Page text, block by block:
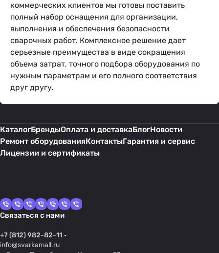
коммерческих клиентов мы готовы поставить
полный набор оснащения для организации,
выполнения и обеспечения безопасности
сварочных работ. Комплексное решение дает
серьезные преимущества в виде сокращения
объема затрат, точного подбора оборудования по
нужным параметрам и его полного соответствия
друг другу.
КаталогБрендыОплата и доставкаБлогНовости
Ремонт оборудованияКонтактыГарантия и сервис
Лицензии и сертификаты
Связаться с нами
+7 (812) 982-82-11
info@svarkamall.ru